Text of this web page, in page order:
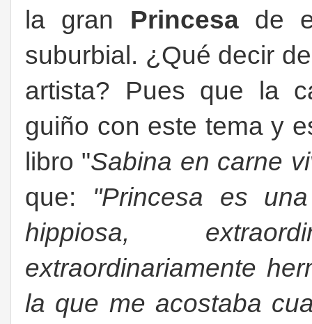
la gran Princesade
suburbial. ¿Qué decir
artista? Pues que la
guiño con este tema y
libro "Sabina en carne
que: "Princesa es
hippiosa,
extraordinariamente
la que me acostaba